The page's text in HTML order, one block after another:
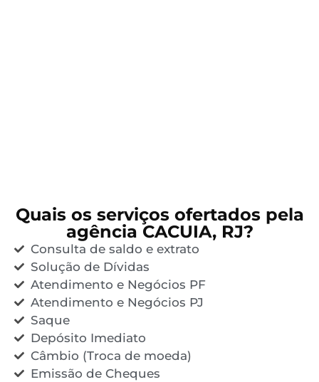
Quais os serviços ofertados pela
agência CACUIA, RJ?
Consulta de saldo e extrato
Solução de Dívidas
Atendimento e Negócios PF
Atendimento e Negócios PJ
Saque
Depósito Imediato
Câmbio (Troca de moeda)
Emissão de Cheques